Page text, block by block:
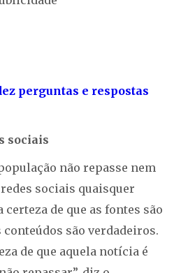
perguntas e respostas
sociais
não repasse nem
sociais quaisquer
certeza de que as fontes são
conteúdos são verdadeiros.
de que aquela notícia é